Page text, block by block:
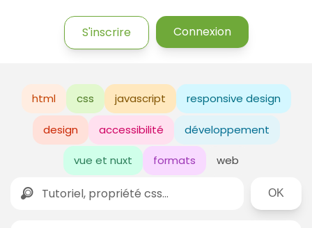
S'inscrire Connexion
html css javascript responsive design
design accessibilité développement
vue et nuxt formats web
Rechercher